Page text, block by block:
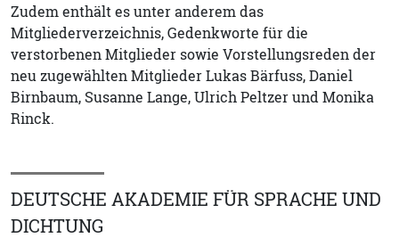
Zudem enthält es unter anderem das
Mitgliederverzeichnis, Gedenkworte für die
verstorbenen Mitglieder sowie Vorstellungsreden der
neu zugewählten Mitglieder Lukas Bärfuss, Daniel
Birnbaum, Susanne Lange, Ulrich Peltzer und Monika
Rinck.
DEUTSCHE AKADEMIE FÜR SPRACHE UND
DICHTUNG